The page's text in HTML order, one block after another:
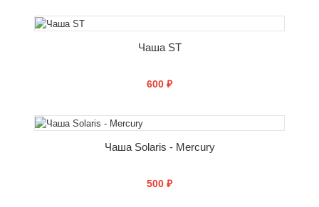
Чаша ST
600 ₽
СООБЩИТЬ О ПОСТУПЛЕНИИ
Чаша Solaris - Mercury
500 ₽